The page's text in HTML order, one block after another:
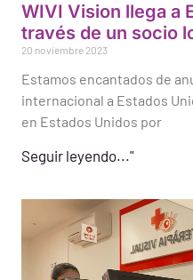
WIVI Vision llega a
través de un socio
20 noviembre 2023
Estamos encantados de
internacional a Estados
en Estados Unidos por
Seguir leyendo..."